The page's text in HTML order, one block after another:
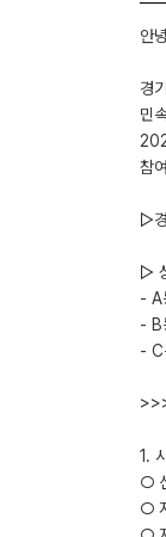
안
경
민
참
▷
▷
- A
- B
- C
1.
○
○